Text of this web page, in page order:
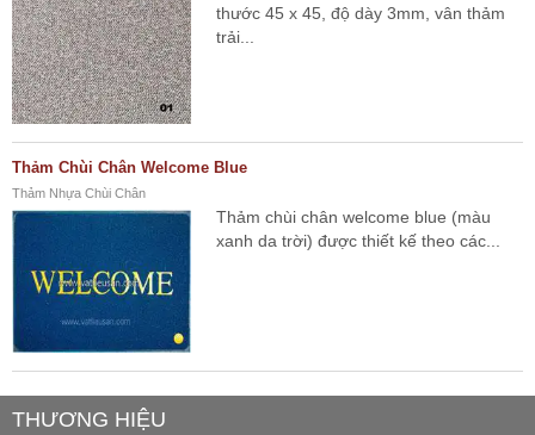
thước 45 x 45, độ dày 3mm, vân thảm
trải...
Thảm Chùi Chân Welcome Blue
Thảm Nhựa Chùi Chân
Thảm chùi chân welcome blue (màu
xanh da trời) được thiết kế theo các...
THƯƠNG HIỆU